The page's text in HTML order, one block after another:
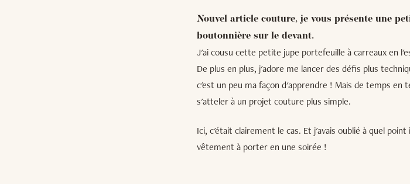
Nouvel article couture, je vous présente une
boutonnière sur le devant.
J'ai cousu cette petite jupe portefeuille à carreaux en
De plus en plus, j'adore me lancer des défis plus
c'est un peu ma façon d'apprendre ! Mais de temps
s'atteler à un projet couture plus simple.
Ici, c'était clairement le cas. Et j'avais oublié à quel
vêtement à porter en une soirée !